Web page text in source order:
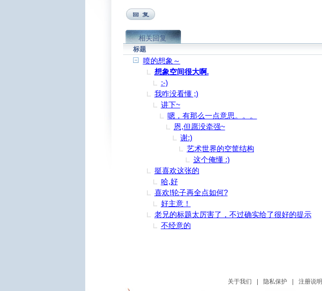
相关回复
标题
喷的想象～
想象空间很大啊.
:-)
我咋没看懂 ;)
讲下~
嗯，有那么一点意思。。。
恩,但愿没牵强~
谢:)
艺术世界的空筐结构
这个俺懂 :)
挺喜欢这张的
哈,好
喜欢!轮子再全点如何?
好主意！
老兄的标题太厉害了，不过确实给了很好的提示
不经意的
关于我们 隐私保护 注册说明